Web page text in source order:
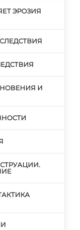
ЭРОЗИЯ
И